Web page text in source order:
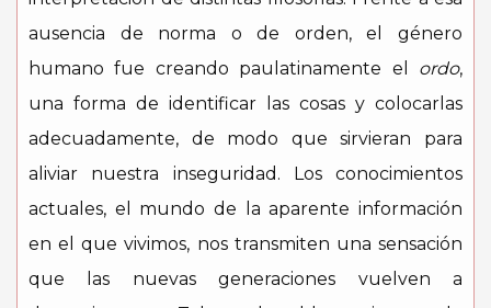
ausencia de norma o de orden, el género
humano fue creando paulatinamente el ordo,
una forma de identificar las cosas y colocarlas
adecuadamente, de modo que sirvieran para
aliviar nuestra inseguridad. Los conocimientos
actuales, el mundo de la aparente información
en el que vivimos, nos transmiten una sensación
que las nuevas generaciones vuelven a